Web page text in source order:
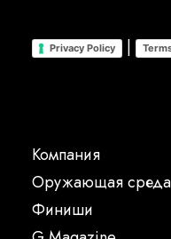
Privacy Policy |
Компания
Oружающая среда
Финиши